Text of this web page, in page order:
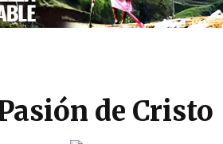
de Cristo